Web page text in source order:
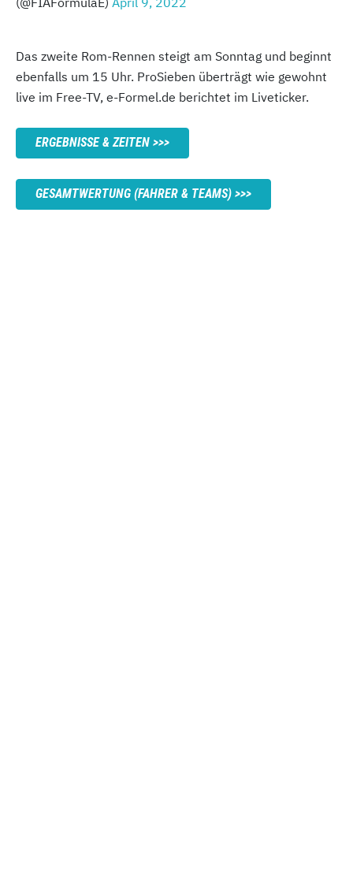
Das zweite Rom-Rennen steigt am Sonntag und beginnt
ebenfalls um 15 Uhr. ProSieben überträgt wie gewohnt
live im Free-TV, e-Formel.de berichtet im Liveticker.
ERGEBNISSE & ZEITEN
GESAMTWERTUNG (FAHRER & TEAMS)